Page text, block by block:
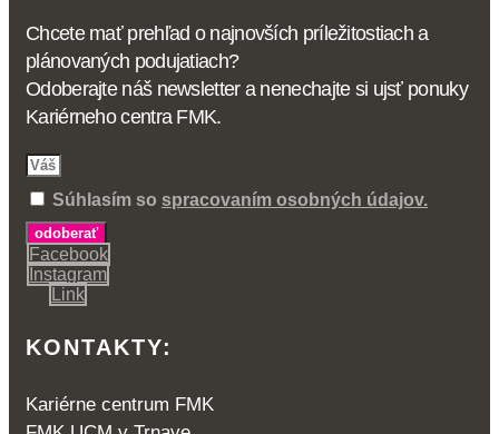
Chcete mať prehľad o najnovších príležitostiach a
plánovaných podujatiach?
Odoberajte náš newsletter a nenechajte si ujsť ponuky
Kariérneho centra FMK.
Súhlasím so spracovaním osobných údajov.
odoberať
Facebook
Instagram
Link
KONTAKTY:
Kariérne centrum FMK